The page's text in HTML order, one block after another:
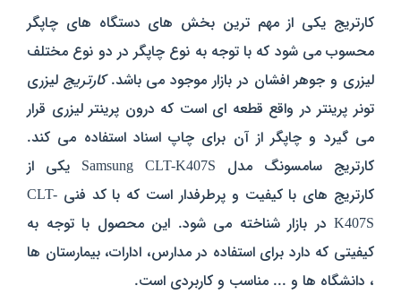
کارتریج یکی از مهم ترین بخش های دستگاه های چاپگر
محسوب می شود که با توجه به نوع چاپگر در دو نوع مختلف
لیزری و جوهر افشان در بازار موجود می باشد.کارتریج لیزری
تونر پرینتر در واقع قطعه ای است که درون پرینتر لیزری قرار
می گیرد و چاپگر از آن برای چاپ اسناد استفاده می کند.
کارتریج سامسونگ مدل Samsung CLT-K407S یکی از
کارتریج های با کیفیت و پرطرفدار است که با کد فنی CLT-
K407S در بازار شناخته می شود. این محصول با توجه به
کیفیتی که دارد برای استفاده در مدارس، ادارات، بیمارستان ها
، دانشگاه ها و ... مناسب و کاربردی است.